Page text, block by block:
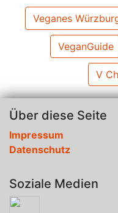
Veganes
VeganGuide
V
Über diese Seite
Impressum
Datenschutz
Soziale Medien